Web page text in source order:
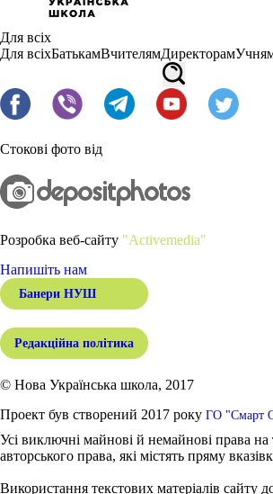
Для всіх
Для всіхБатькамВчителямДиректорам
Стокові фото від
Розробка веб-сайту "Activemedia"
Напишіть нам
Банери НУШ
Редакційна політика
© Нова Українська школа, 2017
Проект був створений 2017 року ГО "Смарт
Усі виключні майнові й немайнові права на
авторського права, які містять пряму
Використання текстових матеріалів